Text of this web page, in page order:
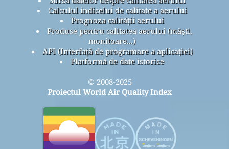
Calculul indicelui de calitate a aerului
Prognoza calității aerului
Produse pentru calitatea aerului (măști,
monitoare...)
API (Interfață de programare a aplicației)
Platformă de date istorice
© 2008-2025
Proiectul World Air Quality Index